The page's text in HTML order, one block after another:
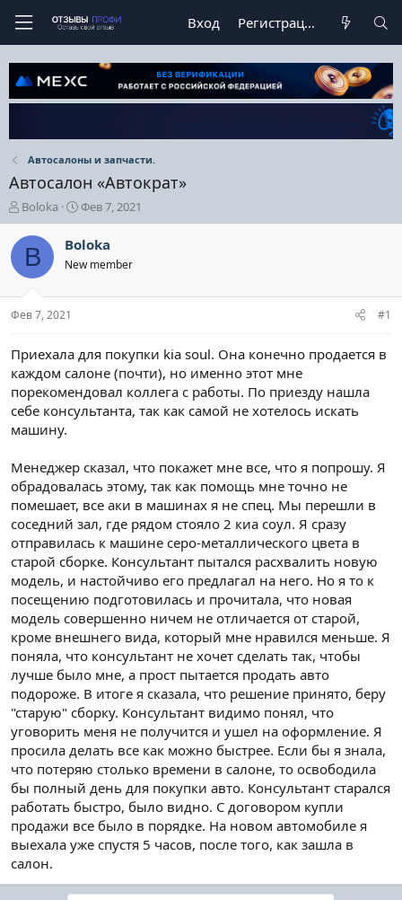
Вход Регистрация
Автосалоны и запчасти.
Автосалон «Автократ»
А
в
т
р
е
м
Boloka
Д
а
т
а
н
ч
а
Фев 7, 2021
B Boloka
New member
Фев 7, 2021 #1
Приехала для покупки kia soul. Она конечно продается в
каждом салоне (почти), но именно этот мне
порекомендовал коллега с работы. По приезду нашла
себе консультанта, так как самой не хотелось искать
машину.
Менеджер сказал, что покажет мне все, что я попрошу. Я
обрадовалась этому, так как помощь мне точно не
помешает, все аки в машинах я не спец. Мы перешли в
соседний зал, где рядом стояло 2 киа соул. Я сразу
отправилась к машине серо-металлического цвета в
старой сборке. Консультант пытался расхвалить новую
модель, и настойчиво его предлагал на него. Но я то к
посещению подготовилась и прочитала, что новая
модель совершенно ничем не отличается от старой,
кроме внешнего вида, который мне нравился меньше. Я
поняла, что консультант не хочет сделать так, чтобы
лучше было мне, а прост пытается продать авто
подороже. В итоге я сказала, что решение принято, беру
"старую" сборку. Консультант видимо понял, что
уговорить меня не получится и ушел на оформление. Я
просила делать все как можно быстрее. Если бы я знала,
что потеряю столько времени в салоне, то освободила
бы полный день для покупки авто. Консультант старался
работать быстро, было видно. С договором купли
продажи все было в порядке. На новом автомобиле я
выехала уже спустя 5 часов, после того, как зашла в
салон.